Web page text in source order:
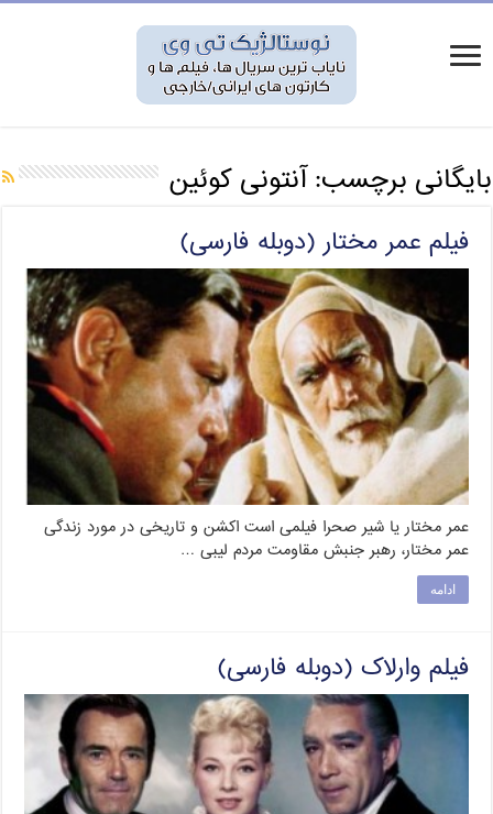
بایگانی برچسب:آنتونی کوئین
فیلم عمر مختار (دوبله فارسی)
عمر مختار یا شیر صحرا فیلمی است اکشن و تاریخی در مورد زندگی
عمر مختار، رهبر جنبش مقاومت مردم لیبی …
ادامه
فیلم وارلاک (دوبله فارسی)